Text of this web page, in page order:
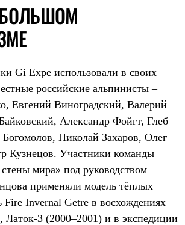
БОЛЬШОМ
Gi Expe использовали в своих
российские альпинисты –
Евгений Виноградский, Валерий
Александр Фойгт, Глеб
Николай Захаров, Олег
Кузнецов. Участники команды
мира» под руководством
применяли модель тёплых
Fire Invernal Getre в восхождениях
Латок-3 (2000–2001) и в экспедиции